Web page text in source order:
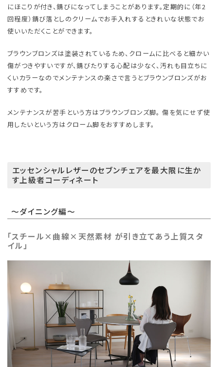
にほこりが付き、錆びになってしまうことがあります。定期的に（年2
回程度）錆び落としのクリームでお手入れするときれいな状態でお
使いいただくことができます。
ブラウンブロンズは塗装されているため、クロームに比べると細かい
傷がつきやすいですが、錆びたりする心配は少なく、汚れも目立ちに
くいカラーなのでメンテナンスの楽さで言うとブラウンブロンズがお
すすめです。
メンテナンスが苦手という方はブラウンブロンズ脚。 傷を気にせず使
用したいという方はクローム脚をおすすめします。
エッセンシャルレザーのセブンチェアを最大限に生か
す上級者コーディネート
～ダイニング編～
「スチール×曲線×天然素材 が引き立てあう上質スタ
イル」